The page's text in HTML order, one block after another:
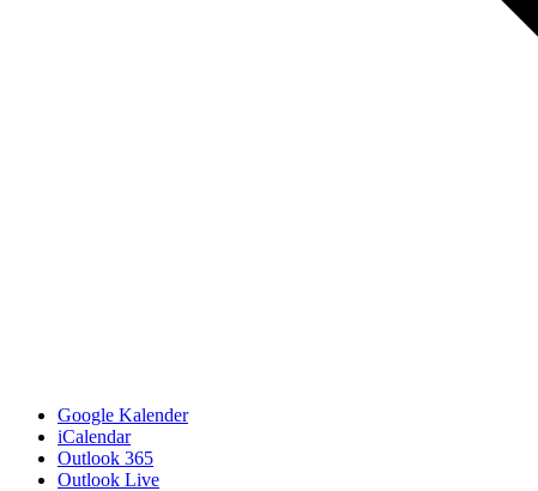
Google Kalender
iCalendar
Outlook 365
Outlook Live